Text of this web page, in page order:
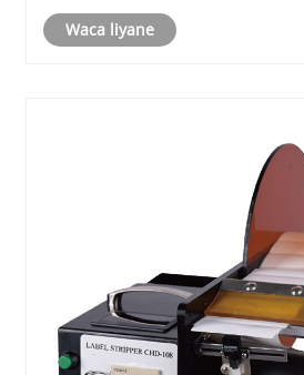
Waca liyane